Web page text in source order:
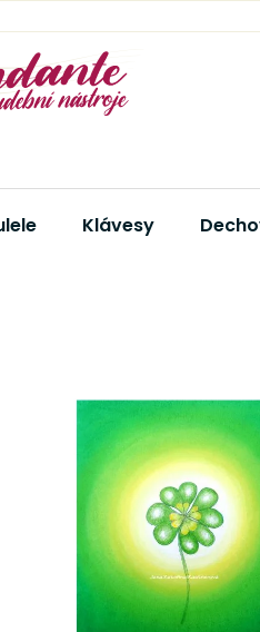
Klávesy